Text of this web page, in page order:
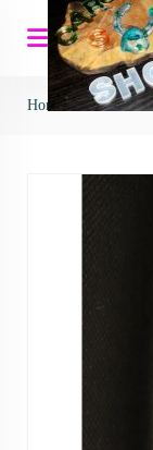
Home>Mallen>